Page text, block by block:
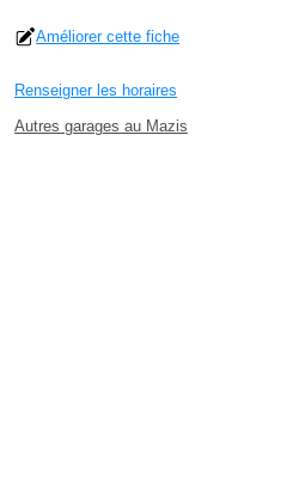
Améliorer cette fiche
Renseigner les horaires
Autres garages au Mazis